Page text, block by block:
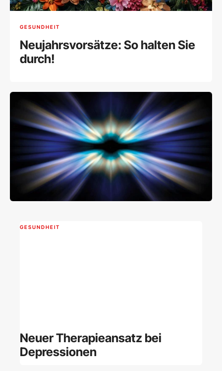
GESUNDHEIT
Neujahrsvorsätze: So halten Sie
durch!
GESUNDHEIT
Neuer Therapieansatz bei
Depressionen